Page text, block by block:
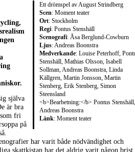
Ett drömspel av August Strindberg
Scen: Moment teater
Ort: Stockholm
Regi: Pontus Stenshäll
Scenografi: Åsa Berglund-Cowburn
Ljus: Andreas Boonstra
Medverkande: Louise Peterhoff,
Stenshäll, Mathias Olsson, Isabell
Sollman, Andreas Boonstra, Linda
Källgren, Martin Jonsson, Martin
Stenberg, Erik Stenberg, Simon
Steensland
<b>Bearbetning:</b> Pontus Stenshäll,
Andreas Boonstra
Länk: Moment teater
själva
är bra
som fri
på
har varit både nödvändighet och
skattkistan har det aldrig varit någon brist